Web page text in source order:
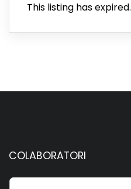
This listing has expired.
COLABORATORI